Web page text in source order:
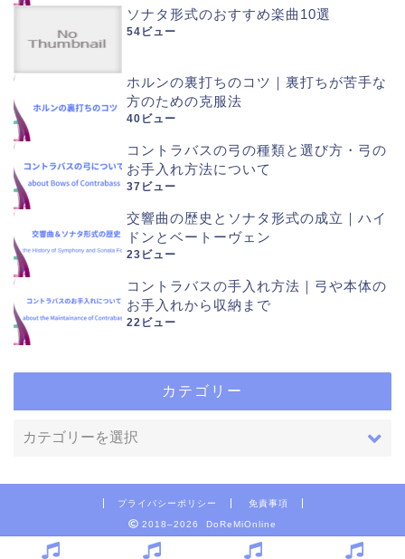
ソナタ形式のおすすめ楽曲10選
54ビュー
ホルンの裏打ちのコツ｜裏打ちが苦手な
方のための克服法
40ビュー
コントラバスの弓の種類と選び方・弓の
お手入れ方法について
37ビュー
交響曲の歴史とソナタ形式の成立｜ハイ
ドンとベートーヴェン
23ビュー
コントラバスの手入れ方法｜弓や本体の
お手入れから収納まで
22ビュー
カテゴリー
プライバシーポリシー 免責事項
2018–2026 DoReMiOnline